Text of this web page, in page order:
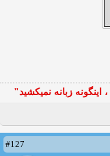
زبانه نميكشيد"
#127